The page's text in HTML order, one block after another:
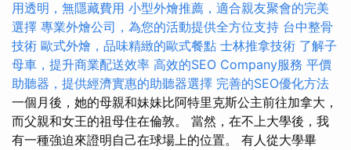
用透明，無隱藏費用 小型外燴推薦，適合親友聚會的完美
選擇 專業外燴公司，為您的活動提供全方位支持 台中整骨
技術 歐式外燴，品味精緻的歐式餐點 士林推拿技術 了解子
母車，提升商業配送效率 高效的SEO Company服務 平價
助聽器，提供經濟實惠的助聽器選擇 完善的SEO優化方法
一個月後，她的母親和妹妹比阿特里克斯公主前往加拿大，
而父親和女王的祖母住在倫敦。 當然，在不上大學後，我
有一種強迫來證明自己在球場上的位置。 有人從大學畢